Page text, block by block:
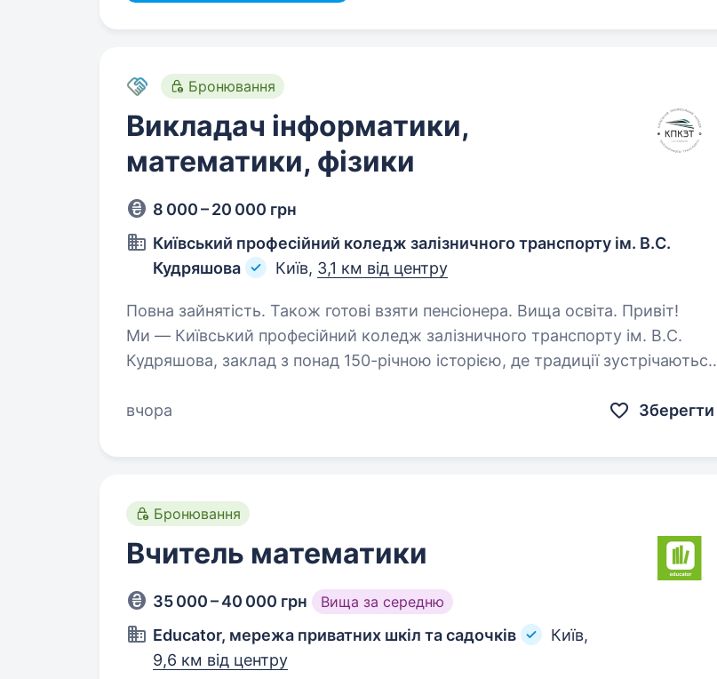
Бронювання
Викладач інформатики,
математики, фізики
8 000 – 20 000 грн
Київський професійний коледж залізничного транспорту ім. В.С.
Кудряшова
Київ, 3,1 км від центру
Повна зайнятість. Також готові взяти пенсіонера. Вища освіта. Привіт!
Ми — Київський професійний коледж залізничного транспорту ім. В.С.
Кудряшова, заклад з понад 150-річною історією, де традиції зустрічаються
професіоналів…
вчора Зберегти
Бронювання
Вчитель математики
35 000 – 40 000 грн Вища за середню
Educator, мережа приватних шкіл та садочків
Київ,
9,6 км від центру